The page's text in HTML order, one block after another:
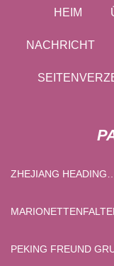
HEIM
NACHRICHT
ZHEJIANG HEADING
TECHNOLOGY CO.,
PEKING